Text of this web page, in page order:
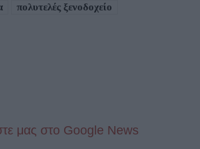
πολυτελές ξενοδοχείο
μας στo Google News